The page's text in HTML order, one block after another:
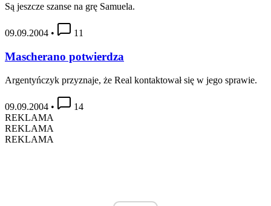
Są jeszcze szanse na grę Samuela.
09.09.2004 • 11
Mascherano potwierdza
Argentyńczyk przyznaje, że Real kontaktował się w jego sprawie.
09.09.2004 •
14
REKLAMA
REKLAMA
REKLAMA